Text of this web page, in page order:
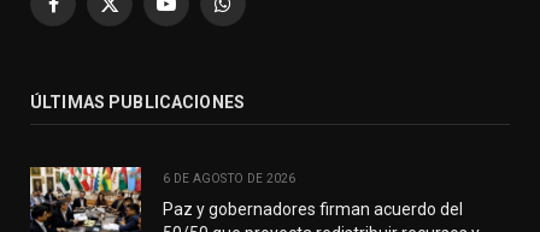
Facebook
X
YouTubeWhatsApp
ÚLTIMAS PUBLICACIONES
6 DE AGOSTO DE 2026
Paz y gobernadores firman acuerdo del